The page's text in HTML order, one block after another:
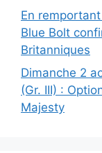
En
Blue Bolt
Britanniques
Dimanche 2
(Gr. III) :
Majesty